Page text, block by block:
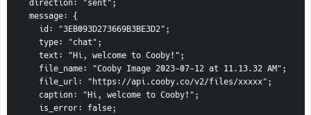
  direction: "sent";
  message: {
    id: "3EB093D273669B3BE3D2";
    type: "chat";
    text: "Hi, welcome to Cooby!";
    file_name: "Cooby Image 2023-07-12 at 11.13.32 AM";
    file_url: "https://api.cooby.co/v2/files/xxxxx";
    caption: "Hi, welcome to Cooby!";
    is_error: false;